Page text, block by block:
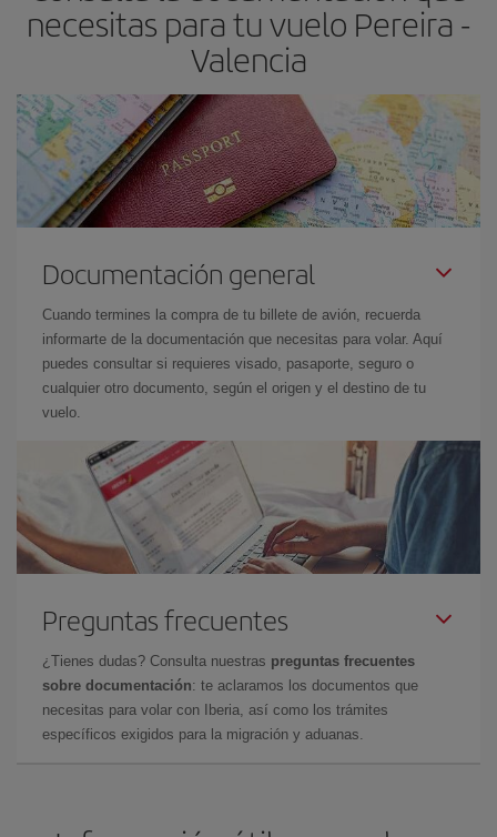
el precio más barato.
necesitas para tu vuelo Pereira -
Valencia
Documentación general
Cuando termines la compra de tu billete de avión, recuerda
informarte de la documentación que necesitas para volar. Aquí
puedes consultar si requieres visado, pasaporte, seguro o
cualquier otro documento, según el origen y el destino de tu
vuelo.
Preguntas frecuentes
¿Tienes dudas? Consulta nuestras preguntas frecuentes
sobre documentación: te aclaramos los documentos que
necesitas para volar con Iberia, así como los trámites
específicos exigidos para la migración y aduanas.